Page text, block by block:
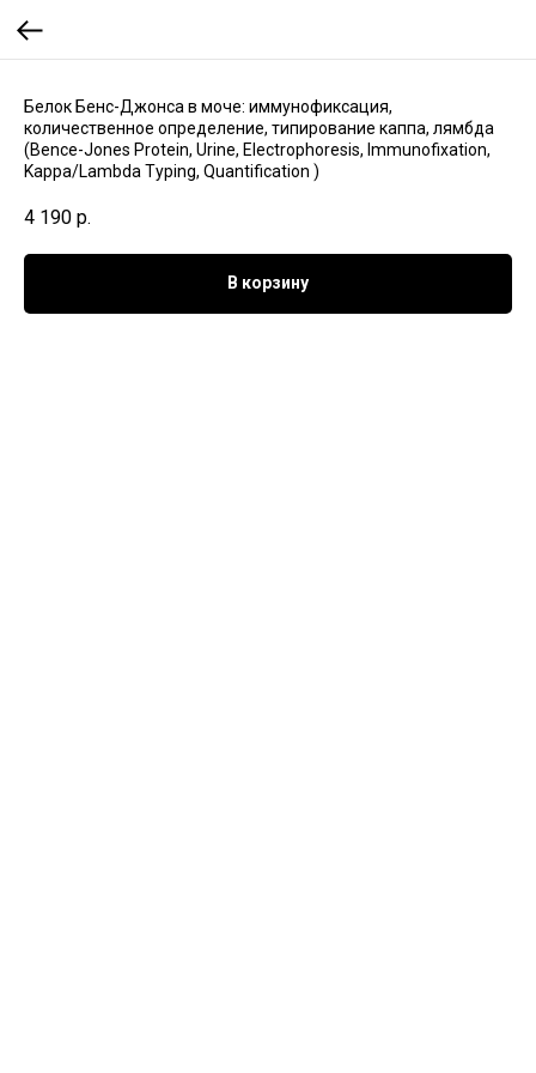
Белок Бенс-Джонса в моче: иммунофиксация,
количественное определение, типирование каппа, лямбда
(Bence-Jones Protein, Urine, Electrophoresis, Immunofixation,
Kappa/Lambda Typing, Quantification )
4 190 р.
В корзину